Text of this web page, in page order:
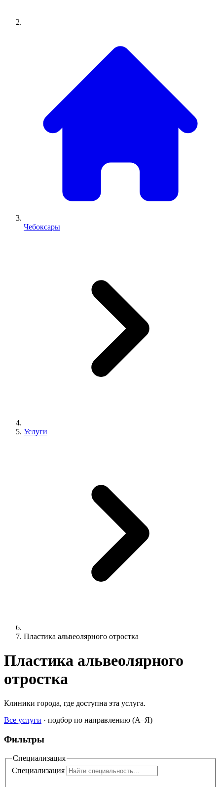
Чебоксары
Услуги
Пластика альвеолярного отростка
Пластика альвеолярного
отростка
Клиники города, где доступна эта услуга.
Все услуги · подбор по направлению (A–Я)
Фильтры
Специализация
Специализация